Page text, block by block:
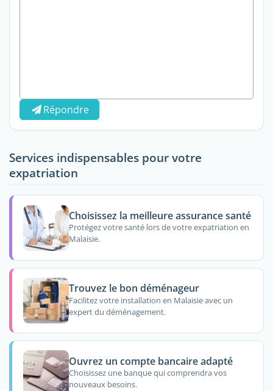
Répondre
Services indispensables pour votre
expatriation
Choisissez la meilleure assurance santé
Protégez votre santé lors de votre expatriation en
Malaisie.
Trouvez le bon déménageur
Facilitez votre installation en Malaisie avec un
expert du déménagement.
Ouvrez un compte bancaire adapté
Choisissez une banque qui comprendra vos
nouveaux besoins.